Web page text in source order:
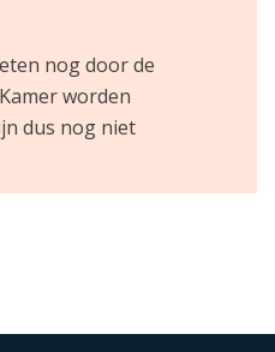
nog door de
worden
dus nog niet